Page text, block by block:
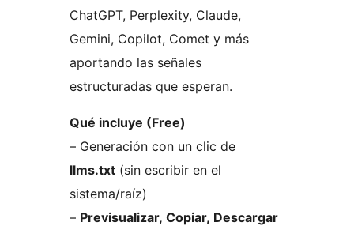
ChatGPT, Perplexity, Claude,
Gemini, Copilot, Comet y más
aportando las señales
estructuradas que esperan.
Qué incluye (Free)
– Generación con un clic de
llms.txt (sin escribir en el
sistema/raíz)
– Previsualizar, Copiar, Descargar